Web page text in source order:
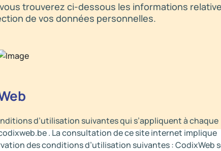
trouverez ci-dessous les informations
de vos données personnelles.
d’utilisation suivantes qui s’appliquent à chaque
. La consultation de ce site internet implique
des conditions d’utilisation suivantes : CodixWeb